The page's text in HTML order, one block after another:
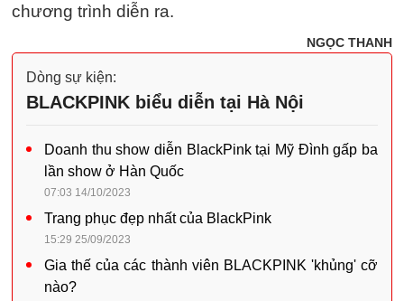
chương trình diễn ra.
NGỌC THANH
Dòng sự kiện:
BLACKPINK biểu diễn tại Hà Nội
Doanh thu show diễn BlackPink tại Mỹ Đình gấp ba
lần show ở Hàn Quốc
07:03 14/10/2023
Trang phục đẹp nhất của BlackPink
15:29 25/09/2023
Gia thế của các thành viên BLACKPINK 'khủng' cỡ
nào?